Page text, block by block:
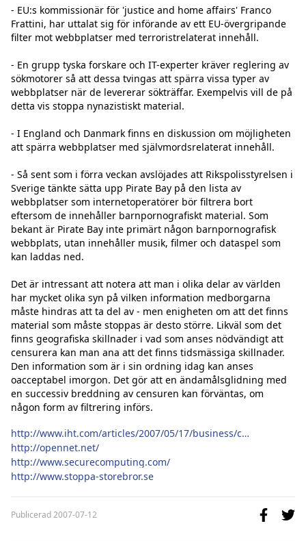
- EU:s kommissionär för 'justice and home affairs' Franco
Frattini, har uttalat sig för införande av ett EU-övergripande
filter mot webbplatser med terroristrelaterat innehåll.
- En grupp tyska forskare och IT-experter kräver reglering av
sökmotorer så att dessa tvingas att spärra vissa typer av
webbplatser när de levererar sökträffar. Exempelvis vill de på
detta vis stoppa nynazistiskt material.
- I England och Danmark finns en diskussion om möjligheten
att spärra webbplatser med självmordsrelaterat innehåll.
- Så sent som i förra veckan avslöjades att Rikspolisstyrelsen i
Sverige tänkte sätta upp Pirate Bay på den lista av
webbplatser som internetoperatörer bör filtrera bort
eftersom de innehåller barnpornografiskt material. Som
bekant är Pirate Bay inte primärt någon barnpornografisk
webbplats, utan innehåller musik, filmer och dataspel som
kan laddas ned.
Det är intressant att notera att man i olika delar av världen
har mycket olika syn på vilken information medborgarna
måste hindras att ta del av - men enigheten om att det finns
material som måste stoppas är desto större. Likväl som det
finns geografiska skillnader i vad som anses nödvändigt att
censurera kan man ana att det finns tidsmässiga skillnader.
Den information som är i sin ordning idag kan anses
oacceptabel imorgon. Det gör att en ändamålsglidning med
en successiv breddning av censuren kan förväntas, om
någon form av filtrering införs.
http://www.iht.com/articles/2007/05/17/business/censor.php
http://opennet.net/
http://www.securecomputing.com/
http://www.stoppa-storebror.se
Publicerad2007-07-12